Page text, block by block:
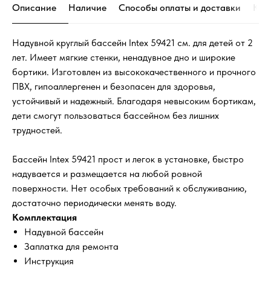
Описание Наличие Способы оплаты и доставки
Надувной круглый бассейн Intex 59421 см. для детей от 2
лет. Имеет мягкие стенки, ненадувное дно и широкие
бортики. Изготовлен из высококачественного и прочного
ПВХ, гипоаллергенен и безопасен для здоровья,
устойчивый и надежный. Благодаря невысоким бортикам,
дети смогут пользоваться бассейном без лишних
трудностей.
Бассейн Intex 59421 прост и легок в установке, быстро
надувается и размещается на любой ровной
поверхности. Нет особых требований к обслуживанию,
достаточно периодически менять воду.
Комплектация
Надувной бассейн
Заплатка для ремонта
Инструкция